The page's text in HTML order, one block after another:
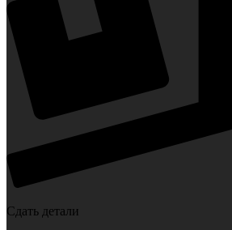
Сдать детали